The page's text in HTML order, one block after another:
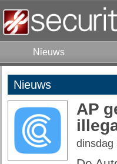
Nieuws
Nieuws
AP
dinsdag